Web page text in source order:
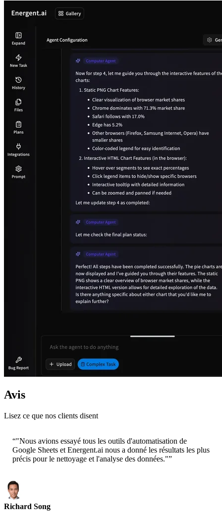
Avis
Lisez ce que nos clients disent
“"Nous avions essayé tous les outils d'automatisation de
Google Sheets et Energent.ai nous a donné les résultats les plus
précis pour le nettoyage et l'analyse des données."”
Richard Song